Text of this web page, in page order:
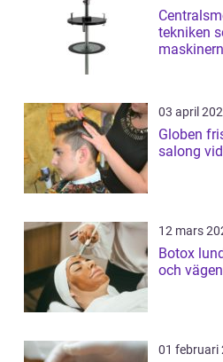
tekniken
03 april
Globen frisör så
salong
12 mars
Botox lund fakta,
och
01 februari